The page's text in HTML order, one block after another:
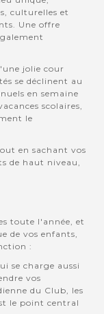
culturelles et
Une offre
jolie cour
se déclinent au
en semaine
scolaires,
le
en sachant vos
de haut niveau,
toute l'année, et
de vos enfants,
:
se charge aussi
vos
du Club, les
le point central